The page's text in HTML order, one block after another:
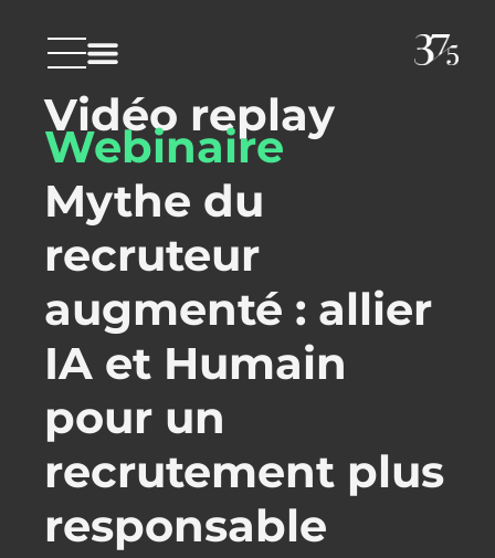
Vidéo replay
Webinaire
Mythe du
recruteur
augmenté : allier
IA et Humain
pour un
recrutement plus
responsable